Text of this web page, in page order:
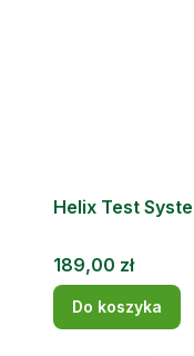
Helix Test
Cena
189,00 zł
Do koszyka